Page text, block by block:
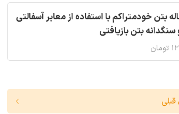
بتن خودمتراکم با استفاده از معابر آسفالتی
سنگدانه بتن بازیافتی